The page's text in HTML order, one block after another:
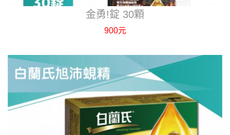
金勇!錠 30顆
900元